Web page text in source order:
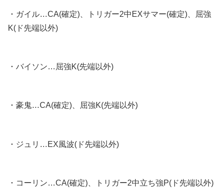
・ガイル…CA(確定)、トリガー2中EXサマー(確定)、屈強
K(ド先端以外)
・バイソン…屈強K(先端以外)
・豪鬼…CA(確定)、屈強K(先端以外)
・ジュリ…EX風波(ド先端以外)
・コーリン…CA(確定)、トリガー2中立ち強P(ド先端以外)